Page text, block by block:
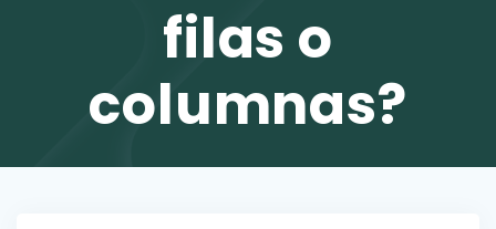
filas o
columnas?